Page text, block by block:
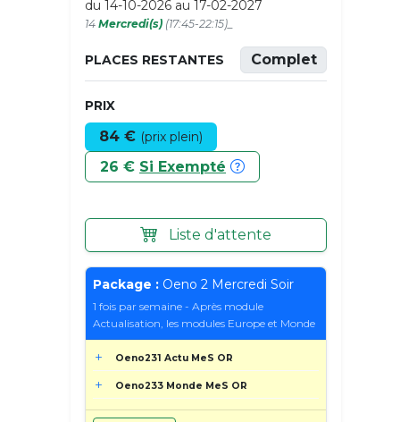
du 14-10-2026 au 17-02-2027
14 Mercredi(s) (17:45-22:15)_
PLACES RESTANTES Complet
PRIX
84 € (prix plein)
26 € Si Exempté
Liste d'attente
Package : Oeno 2 Mercredi Soir
1 fois par semaine - Après module
Actualisation, les modules Europe et Monde
Oeno231 Actu MeS OR
Oeno233 Monde MeS OR